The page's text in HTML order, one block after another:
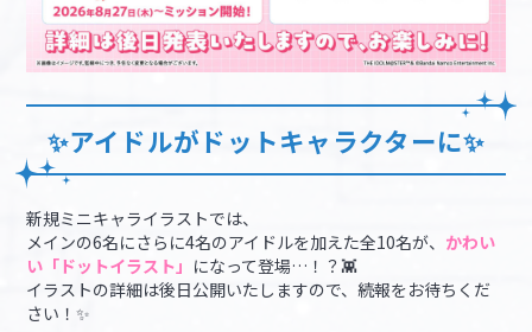
✨アイドルがドットキャラクターに✨
新規ミニキャライラストでは、
メインの6名にさらに4名のアイドルを加えた全10名が、 かわい
い「ドットイラスト」 になって登場…！？👾
イラストの詳細は後日公開いたしますので、続報をお待ちくだ
さい！✨